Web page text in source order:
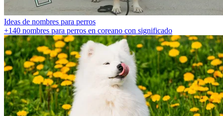
Ideas de nombres para perros
+140 nombres para perros en coreano con significado